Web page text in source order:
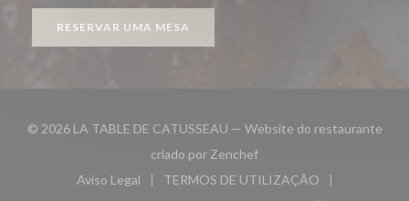
RESERVAR UMA MESA
© 2026 LA TABLE DE CATUSSEAU — Website do restaurante
criado por Zenchef((abre numa nova janela))
Aviso Legal
((abre numa nova janela))
TERMOS DE UTILIZAÇÃO
((abre numa nova janela))